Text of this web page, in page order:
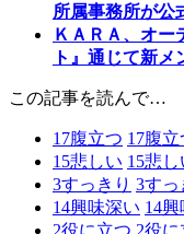
所属事務所が公
ＫＡＲＡ、オー
ト』通じて新メ
この記事を読んで…
17腹立つ 17腹立
15悲しい 15悲し
3すっきり 3すっ
14興味深い 14興
2役に立つ 2役に